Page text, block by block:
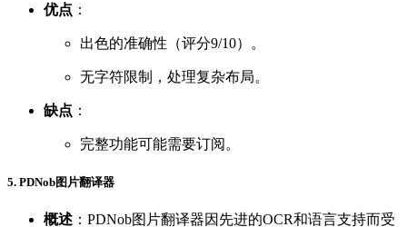
优点 ：
出色的准确性（评分9/10）。
无字符限制，处理复杂布局。
缺点 ：
完整功能可能需要订阅。
5. PDNob图片翻译器
概述 ：PDNob图片翻译器因先进的OCR和语言支持而受